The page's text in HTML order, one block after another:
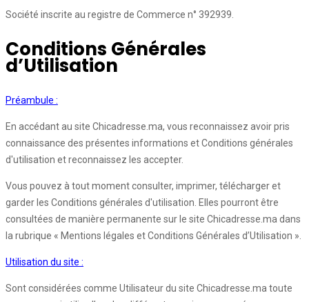
Société inscrite au registre de Commerce n° 392939.
Conditions Générales
d’Utilisation
Préambule :
En accédant au site Chicadresse.ma, vous reconnaissez avoir pris
connaissance des présentes informations et Conditions générales
d'utilisation et reconnaissez les accepter.
Vous pouvez à tout moment consulter, imprimer, télécharger et
garder les Conditions générales d'utilisation. Elles pourront être
consultées de manière permanente sur le site Chicadresse.ma dans
la rubrique « Mentions légales et Conditions Générales d’Utilisation ».
Utilisation du site :
Sont considérées comme Utilisateur du site Chicadresse.ma toute